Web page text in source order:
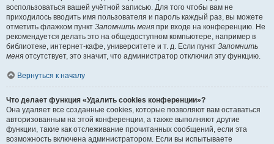
воспользоваться вашей учётной записью. Для того чтобы вам не
приходилось вводить имя пользователя и пароль каждый раз, вы можете
отметить флажком пункт Запомнить меня при входе на конференцию. Не
рекомендуется делать это на общедоступном компьютере, например в
библиотеке, интернет-кафе, университете и т. д. Если пункт Запомнить
меня отсутствует, это значит, что администратор отключил эту функцию.
Вернуться к началу
Что делает функция «Удалить cookies конференции»?
Она удаляет все созданные cookies, которые позволяют вам оставаться
авторизованным на этой конференции, а также выполняют другие
функции, такие как отслеживание прочитанных сообщений, если эта
возможность включена администратором. Если вы испытываете